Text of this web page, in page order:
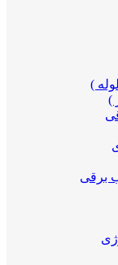
)
)
برقی